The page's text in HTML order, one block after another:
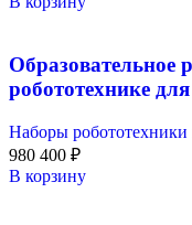
робототехнике
Наборы робототехники
980 400 ₽
В корзину